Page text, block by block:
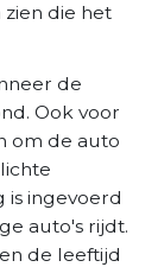
die het
de
Ook voor
om de auto
is ingevoerd
auto's rijdt.
de leeftijd